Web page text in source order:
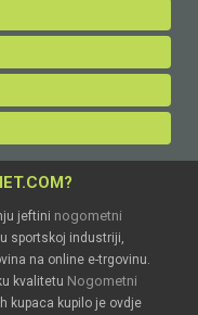
jeftini nogometni
sportskoj industriji,
na online e-trgovinu.
kvalitetu Nogometni
kupaca kupilo je ovdje